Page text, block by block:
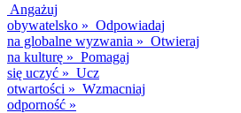
Angażuj
obywatelsko » Odpowiadaj
na globalne wyzwania » Otwieraj
na kulturę » Pomagaj
się uczyć » Ucz
otwartości » Wzmacniaj
odporność »